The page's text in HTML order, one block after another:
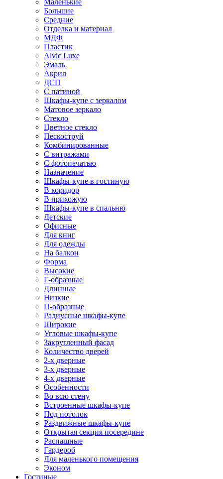
Маленькие
Большие
Средние
Отделка и материал
МДФ
Пластик
Alvic Luxe
Эмаль
Акрил
ДСП
С патиной
Шкафы-купе с зеркалом
Матовое зеркало
Стекло
Цветное стекло
Пескоструй
Комбинированные
С витражами
С фотопечатью
Назначение
Шкафы-купе в гостиную
В коридор
В прихожую
Шкафы-купе в спальню
Детские
Офисные
Для книг
Для одежды
На балкон
Форма
Высокие
Г-образные
Длинные
Низкие
П-образные
Радиусные шкафы-купе
Широкие
Угловые шкафы-купе
Закругленный фасад
Количество дверей
2-х дверные
3-х дверные
4-х дверные
Особенности
Во всю стену
Встроенные шкафы-купе
Под потолок
Раздвижные шкафы-купе
Открытая секция посередине
Распашные
Гардероб
Для маленького помещения
Эконом
Гостиные